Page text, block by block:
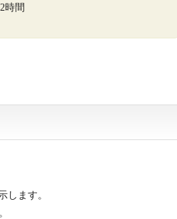
時間
します。